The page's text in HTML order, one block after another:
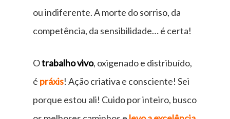
ou indiferente. A morte do sorriso, da
competência, da sensibilidade… é certa!
Otrabalho vivo, oxigenado e distribuído,
é práxis! Ação criativa e consciente! Sei
porque estou ali! Cuido por inteiro, busco